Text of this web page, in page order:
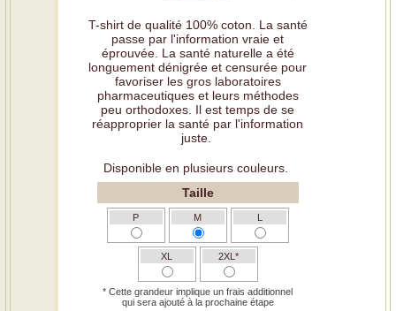
T-shirt de qualité 100% coton. La santé
passe par l'information vraie et
éprouvée. La santé naturelle a été
longuement dénigrée et censurée pour
favoriser les gros laboratoires
pharmaceutiques et leurs méthodes
peu orthodoxes. Il est temps de se
réapproprier la santé par l'information
juste.
Disponible en plusieurs couleurs.
Taille
P M L
XL 2XL*
* Cette grandeur implique un frais additionnel
qui sera ajouté à la prochaine étape